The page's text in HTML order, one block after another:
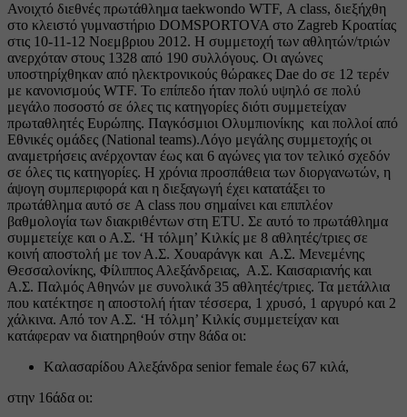
Ανοιχτό διεθνές πρωτάθλημα taekwondo WTF, Α class, διεξήχθη
στο κλειστό γυμναστήριο DOMSPORTOVA στο Zagreb Κροατίας
στις 10-11-12 Noεμβριου 2012. Η συμμετοχή των αθλητών/τριών
ανερχόταν στους 1328 από 190 συλλόγους. Οι αγώνες
υποστηρίχθηκαν από ηλεκτρονικούς θώρακες Dae do σε 12 τερέν
με κανονισμούς WTF. Το επίπεδο ήταν πολύ υψηλό σε πολύ
μεγάλο ποσοστό σε όλες τις κατηγορίες διότι συμμετείχαν
πρωταθλητές Ευρώπης. Παγκόσμιοι Ολυμπιονίκης και πολλοί από
Εθνικές ομάδες (National teams).Λόγο μεγάλης συμμετοχής οι
αναμετρήσεις ανέρχονταν έως και 6 αγώνες για τον τελικό σχεδόν
σε όλες τις κατηγορίες. Η χρόνια προσπάθεια των διοργανωτών, η
άψογη συμπεριφορά και η διεξαγωγή έχει κατατάξει το
πρωτάθλημα αυτό σε A class που σημαίνει και επιπλέον
βαθμολογία των διακριθέντων στη ΕΤU. Σε αυτό το πρωτάθλημα
συμμετείχε και ο Α.Σ. ‘Η τόλμη’ Κιλκίς με 8 αθλητές/τριες σε
κοινή αποστολή με τον Α.Σ. Χουαράνγκ και Α.Σ. Μενεμένης
Θεσσαλονίκης, Φίλιππος Αλεξάνδρειας, Α.Σ. Καισαριανής και
Α.Σ. Παλμός Αθηνών με συνολικά 35 αθλητές/τριες. Τα μετάλλια
που κατέκτησε η αποστολή ήταν τέσσερα, 1 χρυσό, 1 αργυρό και 2
χάλκινα. Από τον Α.Σ. ‘Η τόλμη’ Κιλκίς συμμετείχαν και
κατάφεραν να διατηρηθούν στην 8άδα οι:
Kαλασαρίδου Αλεξάνδρα senior female έως 67 κιλά,
στην 16άδα οι: